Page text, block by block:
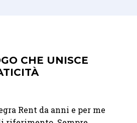
CHE UNISCE
Rent da anni e per me